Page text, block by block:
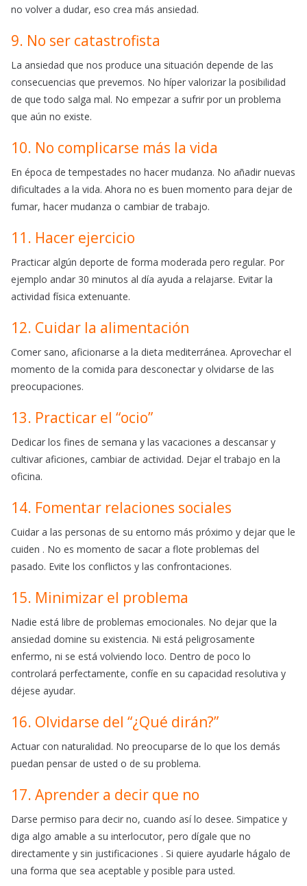
no volver a dudar, eso crea más ansiedad.
9. No ser catastrofista
La ansiedad que nos produce una situación depende de las
consecuencias que prevemos. No híper valorizar la posibilidad
de que todo salga mal. No empezar a sufrir por un problema
que aún no existe.
10. No complicarse más la vida
En época de tempestades no hacer mudanza. No añadir nuevas
dificultades a la vida. Ahora no es buen momento para dejar de
fumar, hacer mudanza o cambiar de trabajo.
11. Hacer ejercicio
Practicar algún deporte de forma moderada pero regular. Por
ejemplo andar 30 minutos al día ayuda a relajarse. Evitar la
actividad física extenuante.
12. Cuidar la alimentación
Comer sano, aficionarse a la dieta mediterránea. Aprovechar el
momento de la comida para desconectar y olvidarse de las
preocupaciones.
13. Practicar el “ocio”
Dedicar los fines de semana y las vacaciones a descansar y
cultivar aficiones, cambiar de actividad. Dejar el trabajo en la
oficina.
14. Fomentar relaciones sociales
Cuidar a las personas de su entorno más próximo y dejar que le
cuiden . No es momento de sacar a flote problemas del
pasado. Evite los conflictos y las confrontaciones.
15. Minimizar el problema
Nadie está libre de problemas emocionales. No dejar que la
ansiedad domine su existencia. Ni está peligrosamente
enfermo, ni se está volviendo loco. Dentro de poco lo
controlará perfectamente, confíe en su capacidad resolutiva y
déjese ayudar.
16. Olvidarse del “¿Qué dirán?”
Actuar con naturalidad. No preocuparse de lo que los demás
puedan pensar de usted o de su problema.
17. Aprender a decir que no
Darse permiso para decir no, cuando así lo desee. Simpatice y
diga algo amable a su interlocutor, pero dígale que no
directamente y sin justificaciones . Si quiere ayudarle hágalo de
una forma que sea aceptable y posible para usted.